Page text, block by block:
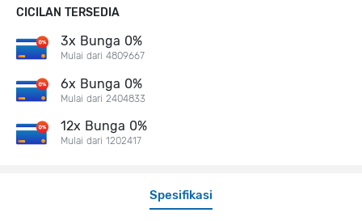
Spesifikasi
CICILAN TERSEDIA
3x Bunga 0%
Mulai dari 4809667
6x Bunga 0%
Mulai dari 2404833
12x Bunga 0%
Mulai dari 1202417